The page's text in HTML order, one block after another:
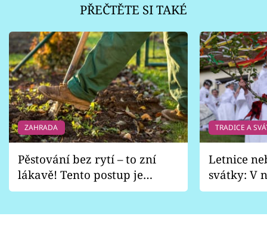
PŘEČTĚTE SI TAKÉ
ZAHRADA
Pěstování bez rytí – to zní
lákavě! Tento postup je
vhodný jen pro některé
TRADICE A
Letnice
svátky: V
pondělí